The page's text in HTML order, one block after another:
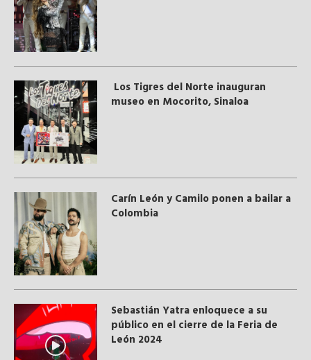
Los Tigres del Norte inauguran
museo en Mocorito, Sinaloa
Carín León y Camilo ponen a bailar a
Colombia
Sebastián Yatra enloquece a su
público en el cierre de la Feria de
León 2024